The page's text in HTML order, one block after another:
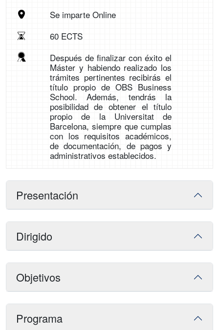
Se imparte Online
60 ECTS
Después de finalizar con éxito el
Máster y habiendo realizado los
trámites pertinentes recibirás el
título propio de OBS Business
School. Además, tendrás la
posibilidad de obtener el título
propio de la Universitat de
Barcelona, siempre que cumplas
con los requisitos académicos,
de documentación, de pagos y
administrativos establecidos.
Presentación
Dirigido
Objetivos
Programa